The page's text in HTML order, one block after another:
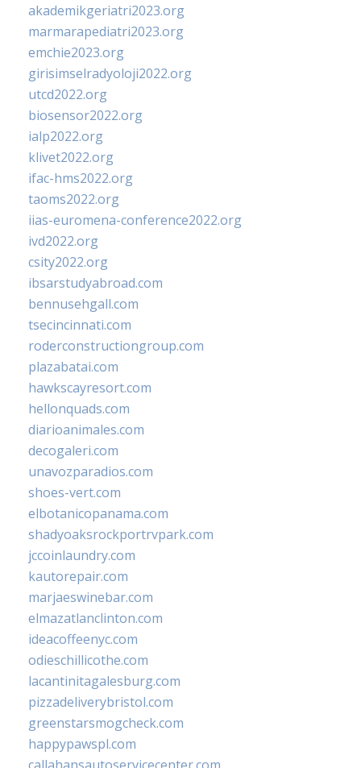
akademikgeriatri2023.org
marmarapediatri2023.org
emchie2023.org
girisimselradyoloji2022.org
utcd2022.org
biosensor2022.org
ialp2022.org
klivet2022.org
ifac-hms2022.org
taoms2022.org
iias-euromena-conference2022.org
ivd2022.org
csity2022.org
ibsarstudyabroad.com
bennusehgall.com
tsecincinnati.com
roderconstructiongroup.com
plazabatai.com
hawkscayresort.com
hellonquads.com
diarioanimales.com
decogaleri.com
unavozparadios.com
shoes-vert.com
elbotanicopanama.com
shadyoaksrockportrvpark.com
jccoinlaundry.com
kautorepair.com
marjaeswinebar.com
elmazatlanclinton.com
ideacoffeenyc.com
odieschillicothe.com
lacantinitagalesburg.com
pizzadeliverybristol.com
greenstarsmogcheck.com
happypawspl.com